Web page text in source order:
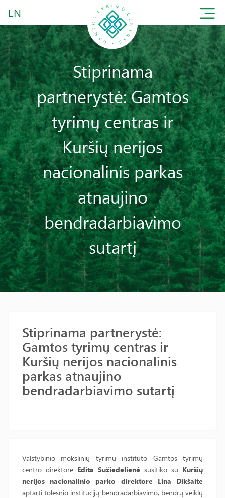
EN
Stiprinama
partnerystė: Gamtos
tyrimų centras ir
Kuršių nerijos
nacionalinis parkas
atnaujino
bendradarbiavimo
sutartį
Stiprinama partnerystė:
Gamtos tyrimų centras ir
Kuršių nerijos nacionalinis
parkas atnaujino
bendradarbiavimo sutartį
Valstybinio mokslinių tyrimų instituto Gamtos tyrimų
centro direktorė Edita Sužiedelienė susitiko su Kuršių
nerijos nacionalinio parko direktore Lina Dikšaite
aptarti tolesnio institucijų bendradarbiavimo, bendrų veiklų